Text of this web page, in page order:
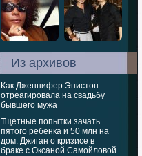
Из архивов
Как Дженнифер Энистон
отреагировала на свадьбу
бывшего мужа
Тщетные попытки зачать
пятого ребенка и 50 млн на
дом: Джиган о кризисе в
браке с Оксаной Самойловой